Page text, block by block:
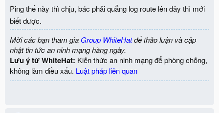
Ping thế này thì chịu, bác phải quẳng log route lên đây thì mới
biết được.
Mời các bạn tham gia Group WhiteHatđể thảo luận và cập
nhật tin tức an ninh mạng hàng ngày.
Lưu ý từ WhiteHat: Kiến thức an ninh mạng để phòng chống,
không làm điều xấu. Luật pháp liên quan